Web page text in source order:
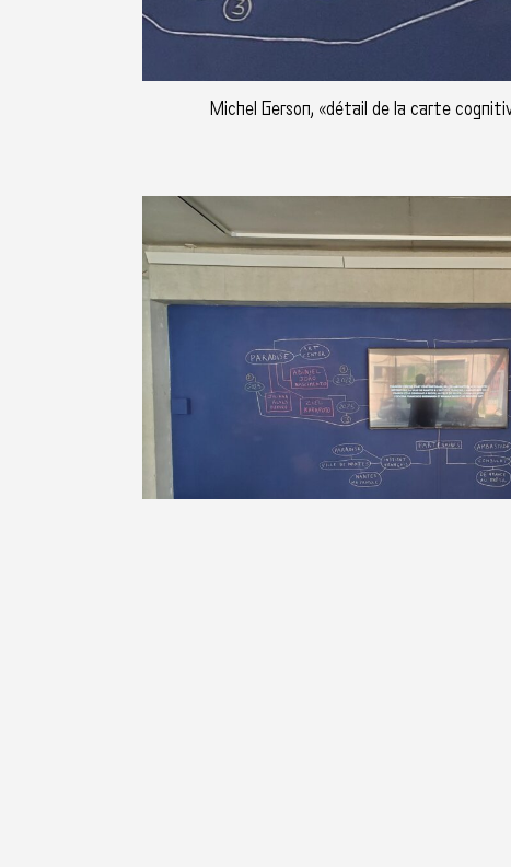
Michel Gerson, «détail de la carte